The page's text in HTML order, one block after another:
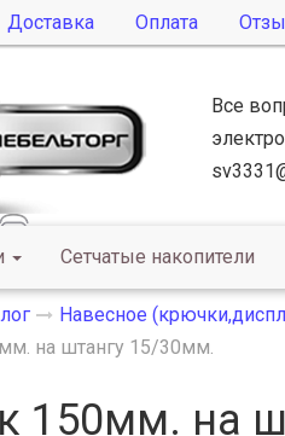
Доставка Оплата
Все
Сетчатые накопители
Навесное
на штангу 15/30мм.
150мм. на